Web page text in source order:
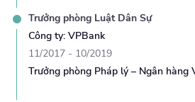
Trưởng phòng Luật Dân Sự
Công ty: VPBank
11/2017 - 10/2019
Trưởng phòng Pháp lý – Ngân hàng